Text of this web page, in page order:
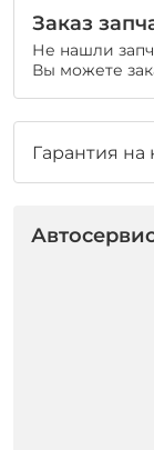
Заказ
Не нашли
Вы можете
Гарантия на